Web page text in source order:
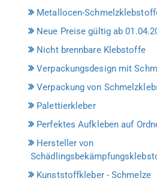
Metallocen-
Neue Preise gültig ab
Nicht brennbare Klebstoffe
Verpackungsdesign mit
Verpackung von
Palettierkleber
Perfektes Aufkleben auf
Hersteller von
Kunststoffkleber - Schmelze